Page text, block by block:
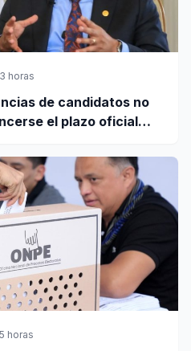
horas
de candidatos no
el plazo oficial
horas